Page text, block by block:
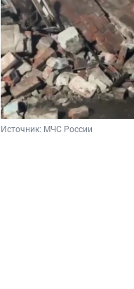
Источник: МЧС России